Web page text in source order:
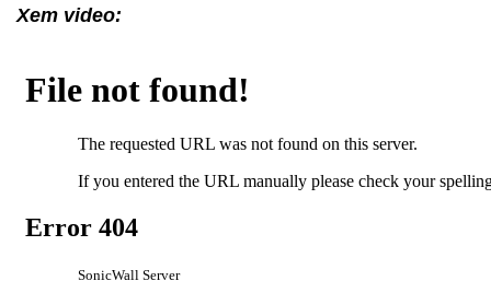
Xem video: